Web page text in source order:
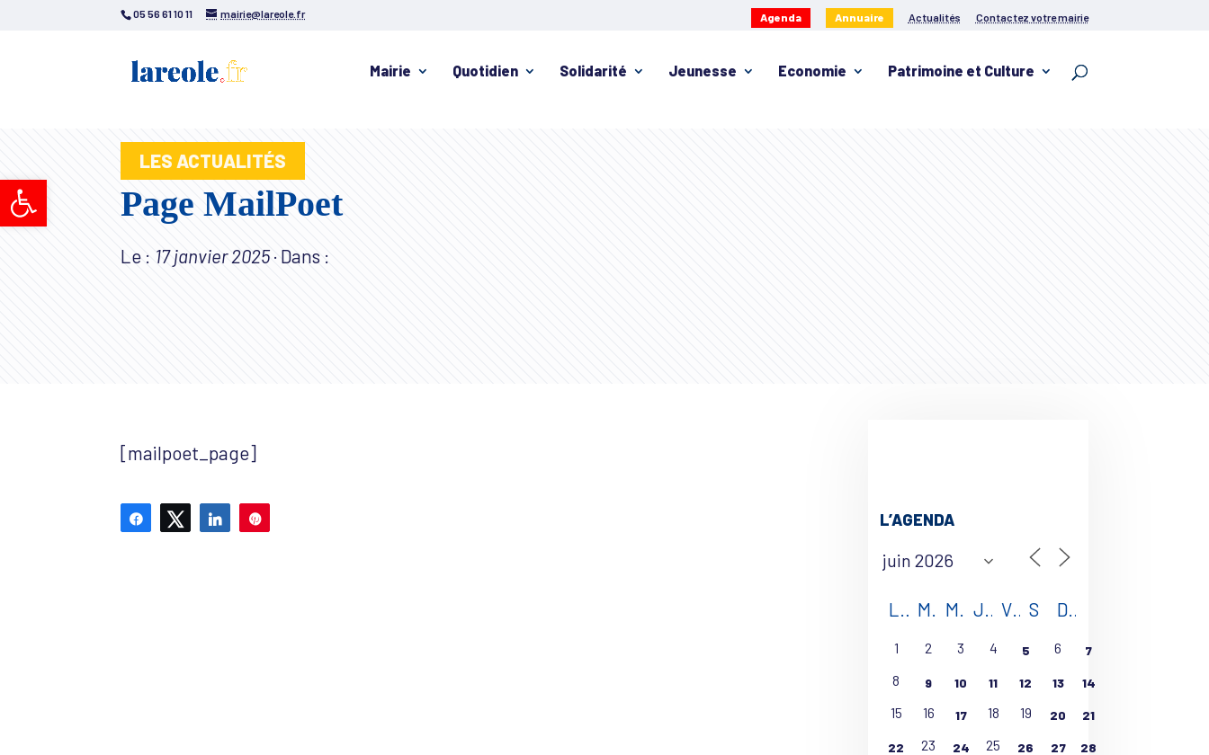
Ouvrir la barre d’outils
05 56 61 10 11 mairie@lareole.fr Agenda Annuaire Actualités Contactez votre mairie
Mairie Quotidien Solidarité Jeunesse Economie Patrimoine et Culture
LES ACTUALITÉS
Page MailPoet
Le : 17 janvier 2025 · Dans :
[mailpoet_page]
Partagez Tweetez Partagez L’AGENDA
L M M J V S D
1 2 3 4 5 6 7
8 9 10 11 12 13 14
15 16 17 18 19 20 21
22 23 24 25 26 27 28